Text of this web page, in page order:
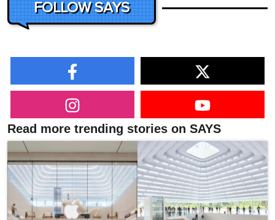
FOLLOW SAYS
Read more trending stories on SAYS